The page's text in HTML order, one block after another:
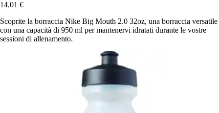
14,01 €
Scoprite la borraccia Nike Big Mouth 2.0 32oz, una borraccia versatile
con una capacità di 950 ml per mantenervi idratati durante le vostre
sessioni di allenamento.